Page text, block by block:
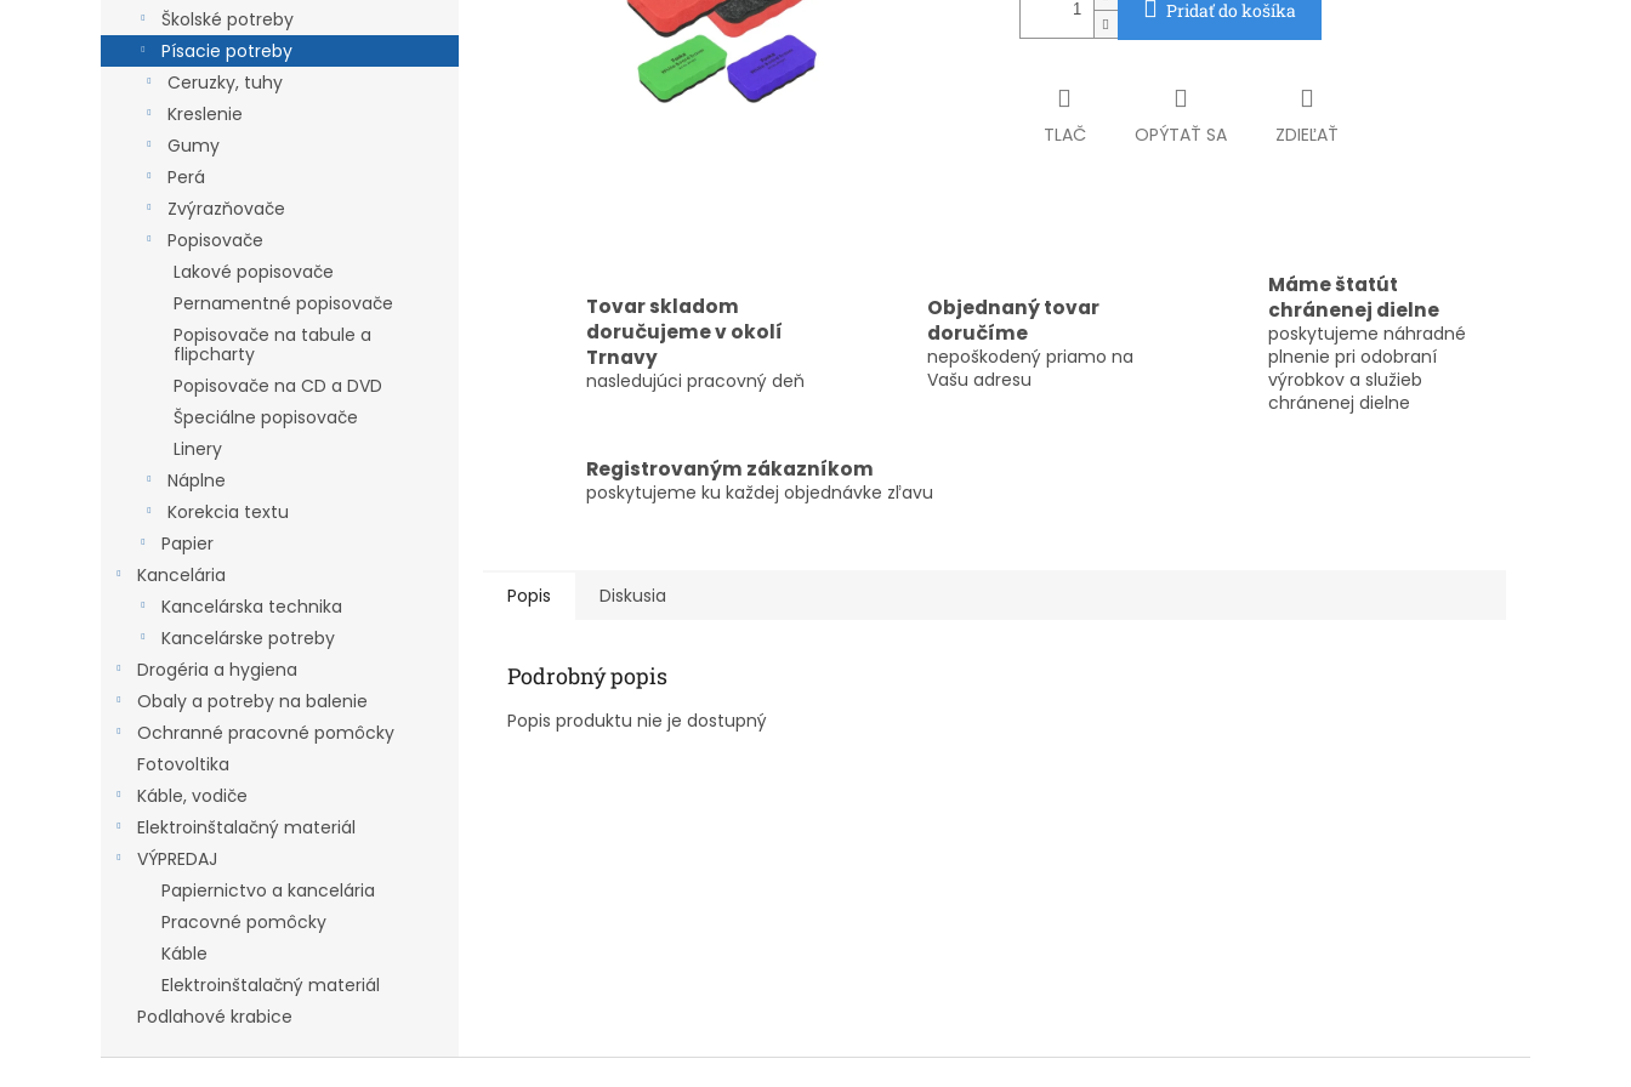
Školské potreby
Písacie potreby
Ceruzky, tuhy
Kreslenie
Gumy
Perá
Zvýrazňovače
Popisovače
Lakové popisovače
Pernamentné popisovače
Popisovače na tabule a
flipcharty
Popisovače na CD a DVD
Špeciálne popisovače
Linery
Náplne
Korekcia textu
Papier
Kancelária
Kancelárska technika
Kancelárske potreby
Drogéria a hygiena
Obaly a potreby na balenie
Ochranné pracovné pomôcky
Fotovoltika
Káble, vodiče
Elektroinštalačný materiál
VÝPREDAJ
Papiernictvo a kancelária
Pracovné pomôcky
Káble
Elektroinštalačný materiál
Podlahové krabice
Pridať do košíka
TLAČ OPÝTAŤ SA ZDIEĽAŤ
Tovar skladom
doručujeme v okolí
Trnavy
nasledujúci pracovný deň
Objednaný tovar
doručíme
nepoškodený priamo na
Vašu adresu
Máme štatút
chránenej dielne
poskytujeme náhradné
plnenie pri odobraní
výrobkov a služieb
chránenej dielne
Registrovaným zákazníkom
poskytujeme ku každej objednávke zľavu
Popis Diskusia
Podrobný popis
Popis produktu nie je dostupný